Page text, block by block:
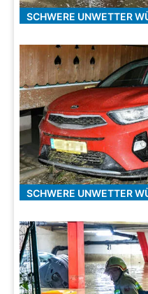
SCHWERE UNWETTER
SCHWERE UNWETTER